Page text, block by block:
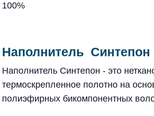
100%
Наполнитель Синтепон
Наполнитель Синтепон - это
термоскрепленное полотно на
полиэфирных бикомпонентных